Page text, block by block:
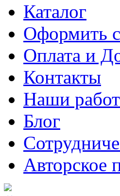
Каталог
Оформить
Оплата и
Контакты
Наши
Блог
Авторское